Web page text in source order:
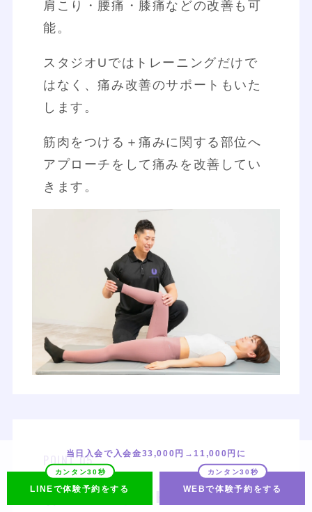
肩こり・腰痛・膝痛などの改善も可
能。
スタジオUではトレーニングだけで
はなく、痛み改善のサポートもいた
します。
筋肉をつける＋痛みに関する部位へ
アプローチをして痛みを改善してい
きます。
POINT 05
お子様連れOK
当日入会で入会金33,000円→11,000円に
LINEで体験予約をする WEBで体験予約をする